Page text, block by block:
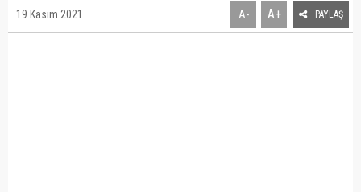
19 Kasım 2021 A- A+ PAYLAŞ